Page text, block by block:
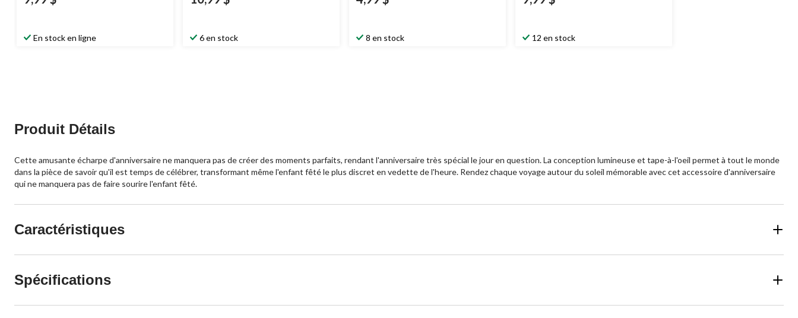
En stock en ligne 6 en stock 8 en stock 12 en stock
Produit Détails
Cette amusante écharpe d'anniversaire ne manquera pas de créer des moments parfaits, rendant l'anniversaire très spécial le jour en question. La conception lumineuse et tape-à-l'oeil permet à tout le monde
dans la pièce de savoir qu'il est temps de célébrer, transformant même l'enfant fêté le plus discret en vedette de l'heure. Rendez chaque voyage autour du soleil mémorable avec cet accessoire d'anniversaire
qui ne manquera pas de faire sourire l'enfant fêté.
Caractéristiques
Spécifications